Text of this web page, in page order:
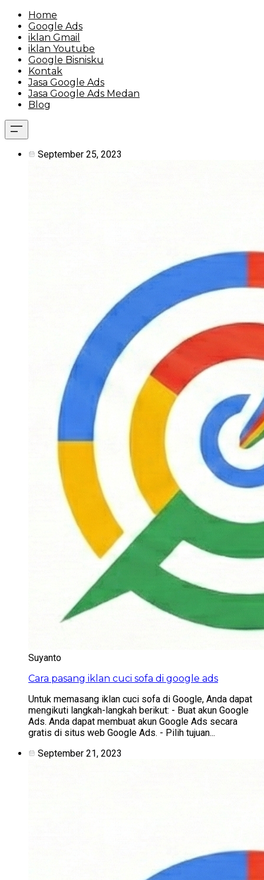
Home
Google Ads
iklan Gmail
iklan Youtube
Google Bisnisku
Kontak
Jasa Google Ads
Jasa Google Ads Medan
Blog
September 25, 2023
Suyanto
Cara pasang iklan cuci sofa di google ads
Untuk memasang iklan cuci sofa di Google, Anda dapat
mengikuti langkah-langkah berikut: - Buat akun Google
Ads. Anda dapat membuat akun Google Ads secara
gratis di situs web Google Ads. - Pilih tujuan...
September 21, 2023